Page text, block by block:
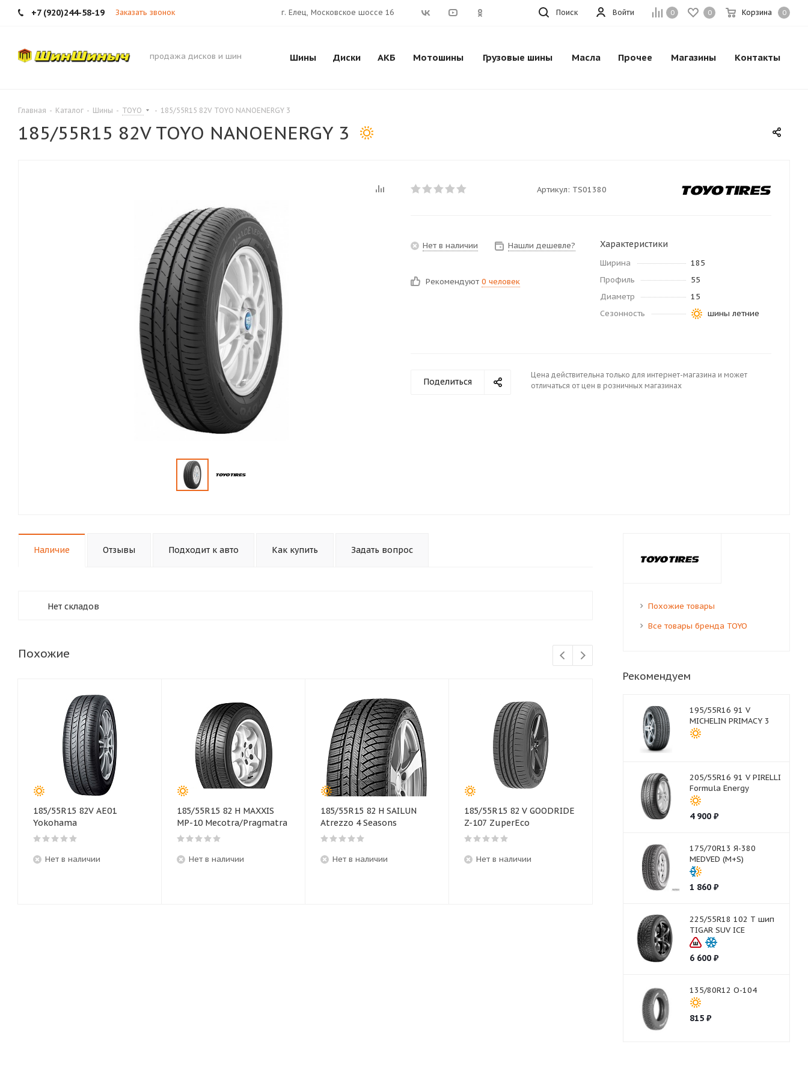
+7 (920)244-58-19 Заказать звонок 0 0 Корзина 0
Войти
г. Елец, Московское шоссе 16 Поиск
продажа дисков и шин Шины Диски АКБ Мотошины Грузовые шины Масла Прочее Магазины Контакты
Главная - Каталог - Шины - TOYO - 185/55R15 82V TOYO NANOENERGY 3
185/55R15 82V TOYO NANOENERGY 3
Артикул: TS01380
Нет в наличии Нашли дешевле?
Рекомендуют 0 человек
Характеристики
Ширина
185
Профиль
55
Диаметр
15
Сезонность
шины летние
Поделиться
Цена действительна только для интернет-магазина и может
отличаться от цен в розничных магазинах
Наличие Отзывы Подходит к авто Как купить Задать вопрос
Нет складов
Похожие
185/55R15 82V AE01
Yokohama
Нет в наличии
185/55R15 82 H MAXXIS
MP-10 Mecotra/Pragmatra
Нет в наличии
185/55R15 82 H SAILUN
Atrezzo 4 Seasons
Нет в наличии
185/55R15 82 V GOODRIDE
Z-107 ZuperEco
Нет в наличии
185/55R15 82 V HANKOOK
K120 Ventus V12 Evo2
Нет в наличии
Похожие товары
Все товары бренда TOYO
Рекомендуем
195/55R16 91 V
MICHELIN PRIMACY 3
205/55R16 91 V PIRELLI
Formula Energy
4 900₽
175/70R13 Я-380
MEDVED (M+S)
1 860₽
225/55R18 102 T шип
TIGAR SUV ICE
6 600₽
135/80R12 О-104
815₽